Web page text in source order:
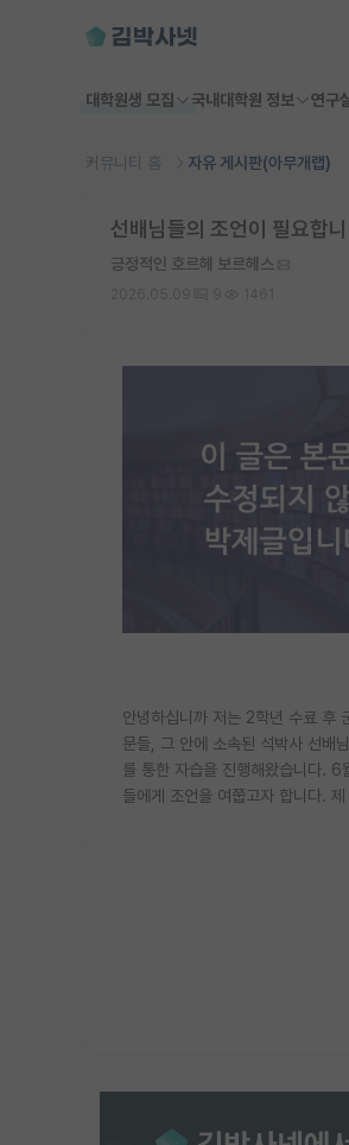
대학원생 모집 국내대학원 정보 연구
커뮤니티 홈 자유 게시판(아무개랩)
선배님들의 조언이 필요합
긍정적인 호르헤 보르헤스
안녕하십니까 저는 2학년 수료 후
문들, 그 안에 소속된 석박사 선배
를 통한 자습을 진행해왔습니다.
들에게 조언을 여쭙고자 합니다.